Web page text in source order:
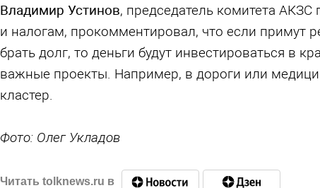
Владимир Устинов, председатель комитета АКЗС
и налогам, прокомментировал, что если примут
брать долг, то деньги будут инвестироваться в
важные проекты. Например, в дороги или
кластер.
Фото: Олег Укладов
Читать tolknews.ru в